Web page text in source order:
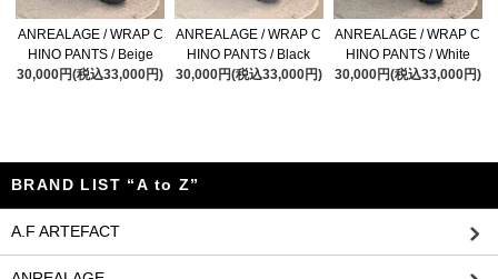
ANREALAGE / WRAP C
HINO PANTS / Beige
30,000円(税込33,000円)
ANREALAGE / WRAP C
HINO PANTS / Black
30,000円(税込33,000円)
ANREALAGE / WRAP C
HINO PANTS / White
30,000円(税込33,000円)
BRAND LIST “A to Z”
A.F ARTEFACT